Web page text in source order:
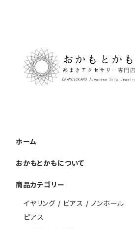
ホーム
おかもとかもについて
商品カテゴリー
イヤリング / ピアス / ノンホール
ピアス